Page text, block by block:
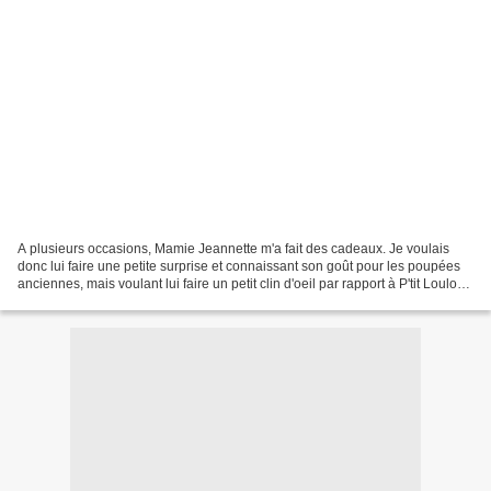
A plusieurs occasions, Mamie Jeannette m'a fait des cadeaux. Je voulais
donc lui faire une petite surprise et connaissant son goût pour les poupées
anciennes, mais voulant lui faire un petit clin d'oeil par rapport à P'tit Loulou,